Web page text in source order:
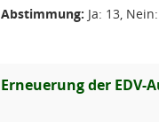
Abstimmung: Ja: 13,
Erneuerung der